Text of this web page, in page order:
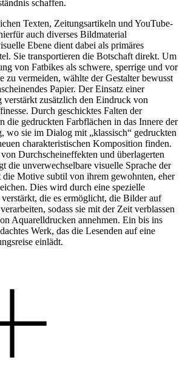
schaffen.
Texten, Zeitungsartikeln und YouTube-
auch diverses Bildmaterial
Ebene dient dabei als primäres
Sie transportieren die Botschaft direkt. Um
von Fatbikes als schwere, sperrige und vor
zu vermeiden, wählte der Gestalter bewusst
Papier. Der Einsatz einer
verstärkt zusätzlich den Eindruck von
Durch geschicktes Falten der
die gedruckten Farbflächen in das Innere der
wo sie im Dialog mit „klassisch“ gedruckten
charakteristischen Komposition finden.
Durchscheineffekten und überlagerten
die unverwechselbare visuelle Sprache der
die Motive subtil von ihrem gewohnten, eher
Dies wird durch eine spezielle
die es ermöglicht, die Bilder auf
sodass sie mit der Zeit verblassen
Aquarelldrucken annehmen. Ein bis ins
Werk, das die Lesenden auf eine
einlädt.